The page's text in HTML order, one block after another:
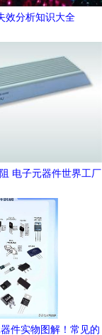
效分析知识大全
电子元器件世界工厂
件实物图解！常见的